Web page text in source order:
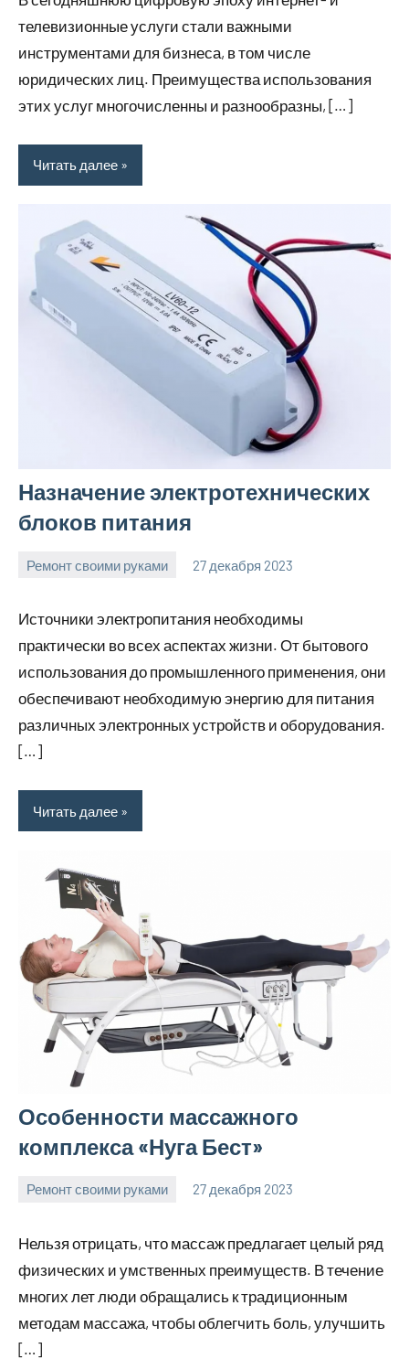
телевизионные услуги стали важными
инструментами для бизнеса, в том числе
юридических лиц. Преимущества использования
этих услуг многочисленны и разнообразны, […]
Читать далее
Назначение электротехнических
блоков питания
Ремонт своими руками 27 декабря 2023
Источники электропитания необходимы
практически во всех аспектах жизни. От бытового
использования до промышленного применения, они
обеспечивают необходимую энергию для питания
различных электронных устройств и оборудования.
[…]
Читать далее
Особенности массажного
комплекса «Нуга Бест»
Ремонт своими руками 27 декабря 2023
Нельзя отрицать, что массаж предлагает целый ряд
физических и умственных преимуществ. В течение
многих лет люди обращались к традиционным
методам массажа, чтобы облегчить боль, улучшить
[…]